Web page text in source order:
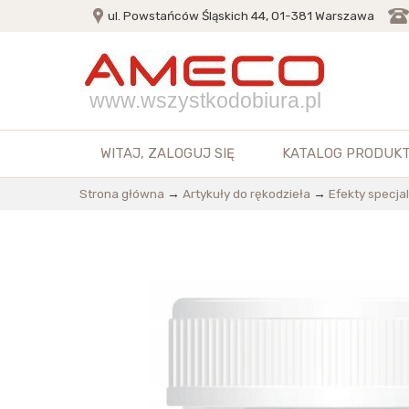
ul. Powstańców Śląskich 44, 01-381 Warszawa
www.wszystkodobiura.pl
WITAJ, ZALOGUJ SIĘ KATALOG
Strona główna → Artykuły do rękodzieła → Efekty